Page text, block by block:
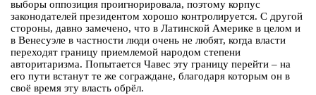
выборы оппозиция проигнорировала, поэтому корпус
законодателей президентом хорошо контролируется. С другой
стороны, давно замечено, что в Латинской Америке в целом и
в Венесуэле в частности люди очень не любят, когда власти
переходят границу приемлемой народом степени
авторитаризма. Попытается Чавес эту границу перейти – на
его пути встанут те же сограждане, благодаря которым он в
своё время эту власть обрёл.